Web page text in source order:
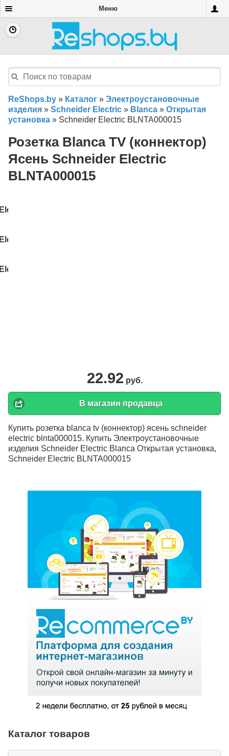
Меню
ReShops.by » Каталог » Электроустановочные
изделия » Schneider Electric » Blanca » Открытая
установка » Schneider Electric BLNTA000015
Розетка Blanca TV (коннектор)
Ясень Schneider Electric
BLNTA000015
22.92 руб.
В магазин продавца
Купить розетка blanca tv (коннектор) ясень schneider
electric blnta000015. Купить Электроустановочные
изделия Schneider Electric Blanca Открытая установка,
Schneider Electric BLNTA000015
Каталог товаров